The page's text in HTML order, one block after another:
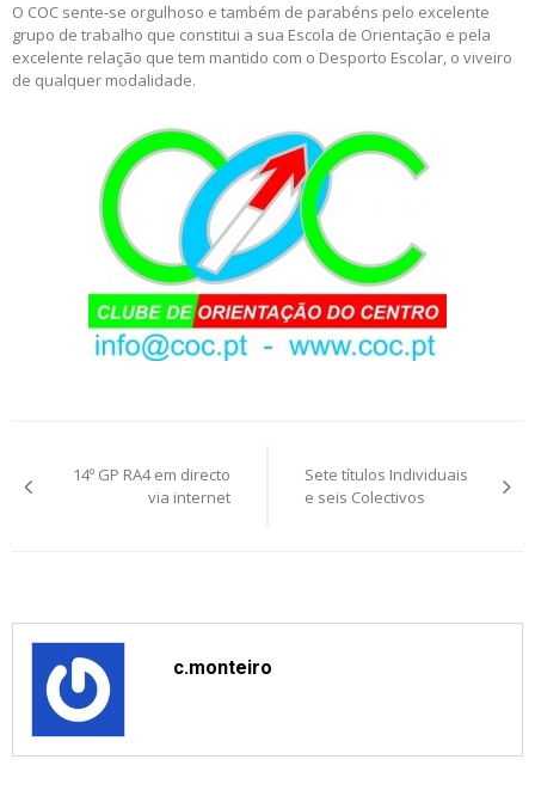
O COC sente-se orgulhoso e também de parabéns pelo excelente
grupo de trabalho que constitui a sua Escola de Orientação e pela
excelente relação que tem mantido com o Desporto Escolar, o viveiro
de qualquer modalidade.
navigation
14º GP RA4 em directo
via internet
Sete títulos Individuais
e seis Colectivos
c.monteiro